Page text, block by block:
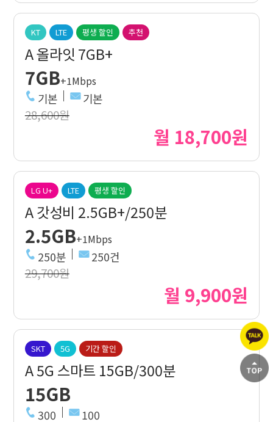
KT LTE 평생 할인 추천
A 올라잇 7GB+
7GB+1Mbps
기본 기본
28,600원
월 18,700원
LG U+ LTE 평생 할인
A 갓성비 2.5GB+/250분
2.5GB+1Mbps
250분 250건
29,700원
월 9,900원
SKT 5G 기간 할인
A 5G 스마트 15GB/300분
15GB
300 100